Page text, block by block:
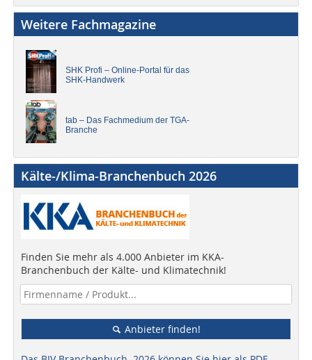
Weitere Fachmagazine
SHK Profi – Online-Portal für das
SHK-Handwerk
tab – Das Fachmedium der TGA-
Branche
Kälte-/Klima-Branchenbuch 2026
Finden Sie mehr als 4.000 Anbieter im KKA-
Branchenbuch der Kälte- und Klimatechnik!
Anbieter finden!